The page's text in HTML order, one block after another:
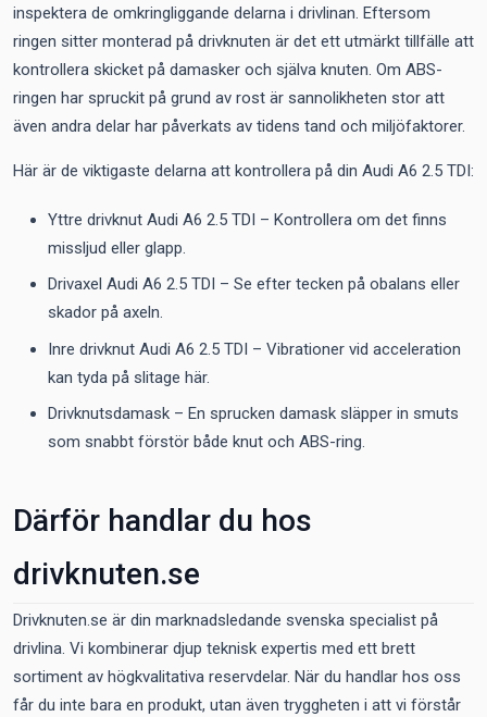
inspektera de omkringliggande delarna i drivlinan. Eftersom
ringen sitter monterad på drivknuten är det ett utmärkt tillfälle att
kontrollera skicket på damasker och själva knuten. Om ABS-
ringen har spruckit på grund av rost är sannolikheten stor att
även andra delar har påverkats av tidens tand och miljöfaktorer.
Här är de viktigaste delarna att kontrollera på din Audi A6 2.5 TDI:
Yttre drivknut Audi A6 2.5 TDI – Kontrollera om det finns
missljud eller glapp.
Drivaxel Audi A6 2.5 TDI – Se efter tecken på obalans eller
skador på axeln.
Inre drivknut Audi A6 2.5 TDI – Vibrationer vid acceleration
kan tyda på slitage här.
Drivknutsdamask – En sprucken damask släpper in smuts
som snabbt förstör både knut och ABS-ring.
Därför handlar du hos
drivknuten.se
Drivknuten.se är din marknadsledande svenska specialist på
drivlina. Vi kombinerar djup teknisk expertis med ett brett
sortiment av högkvalitativa reservdelar. När du handlar hos oss
får du inte bara en produkt, utan även tryggheten i att vi förstår